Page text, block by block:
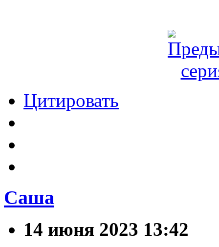
Цитировать
Саша
14 июня 2023 13:42